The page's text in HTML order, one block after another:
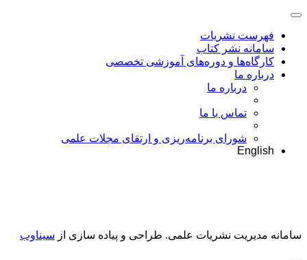
فهرست نشریات
سامانه نشر کتاب
کارگاه‌ها و دوره‌های آموزشی تخصصی
درباره ما
درباره ما
تماس با ما
شورای برنامه‌ریزی و ارتقای مجلات علمی
English
سامانه مدیریت نشریات علمی. طراحی و پیاده سازی از سیناوب